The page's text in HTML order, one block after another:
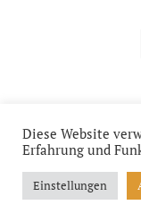
Mission
Diese Website
Erfahrung und
Einstellungen